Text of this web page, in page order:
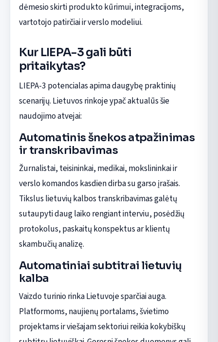
dėmesio skirti produkto kūrimui, integracijoms,
vartotojo patirčiai ir verslo modeliui.
Kur LIEPA-3 gali būti
pritaikytas?
LIEPA-3 potencialas apima daugybę praktinių
scenarijų. Lietuvos rinkoje ypač aktualūs šie
naudojimo atvejai:
Automatinis šnekos atpažinimas
ir transkribavimas
Žurnalistai, teisininkai, medikai, mokslininkai ir
verslo komandos kasdien dirba su garso įrašais.
Tikslus lietuvių kalbos transkribavimas galėtų
sutaupyti daug laiko rengiant interviu, posėdžių
protokolus, paskaitų konspektus ar klientų
skambučių analizę.
Automatiniai subtitrai lietuvių
kalba
Vaizdo turinio rinka Lietuvoje sparčiai auga.
Platformoms, naujienų portalams, švietimo
projektams ir viešajam sektoriui reikia kokybiškų